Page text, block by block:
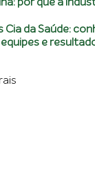
Cia da Saúde:
e